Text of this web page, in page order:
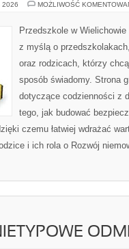
2026 MOŻLIWOŚĆ
Przedszkole w
z myślą o
oraz rodzicach, którzy
sposób świadomy. Strona
dotyczące codzienności z
tego, jak budować
czemu łatwiej wdrażać
i ich rola o Rozwój